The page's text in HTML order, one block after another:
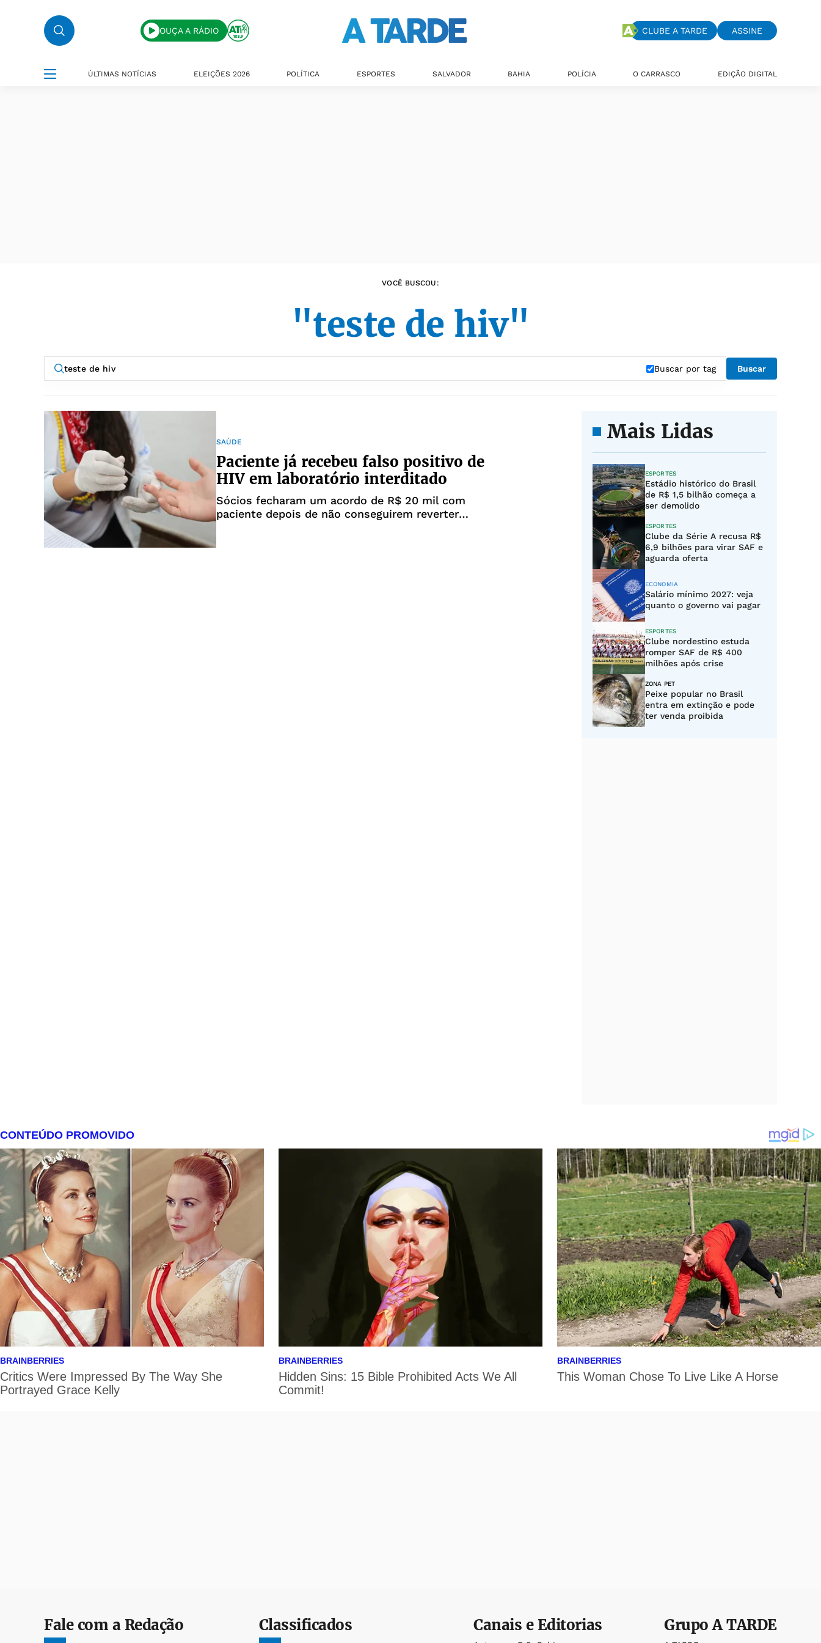
OUÇA A RÁDIO CLUBE A TARDE ASSINE
ÚLTIMAS NOTÍCIAS ELEIÇÕES 2026 POLÍTICA ESPORTES SALVADOR BAHIA POLÍCIA O CARRASCO EDIÇÃO DIGITAL
VOCÊ BUSCOU:
"teste de hiv"
Buscar por tag Buscar
SAÚDE
Paciente já recebeu falso positivo de
HIV em laboratório interditado
Sócios fecharam um acordo de R$ 20 mil com
paciente depois de não conseguirem reverter
Mais Lidas
ESPORTES
Estádio histórico do Brasil
de R$ 1,5 bilhão começa a
ser demolido
ESPORTES
Clube da Série A recusa R$
6,9 bilhões para virar SAF e
aguarda oferta
ECONOMIA
Salário mínimo 2027: veja
quanto o governo vai pagar
ESPORTES
Clube nordestino estuda
romper SAF de R$ 400
milhões após crise
ZONA PET
Peixe popular no Brasil
entra em extinção e pode
ter venda proibida
Fale com a Redação Classificados Canais e Editorias GrupoA TARDE